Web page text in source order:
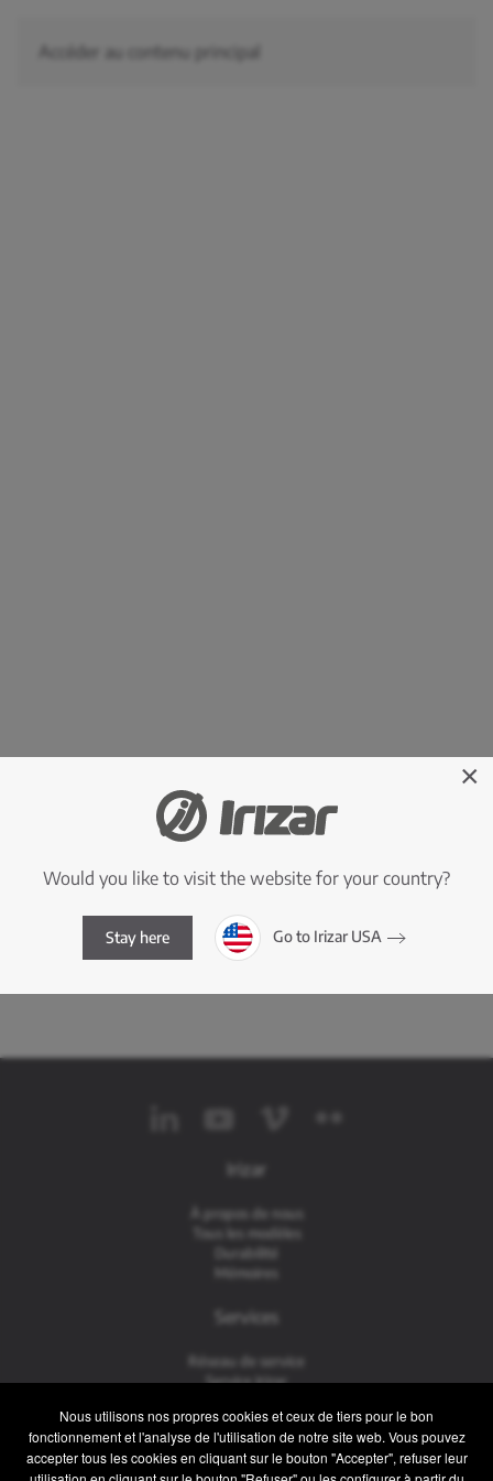
Nous utilisons nos propres cookies et ceux de tiers pour le bon
fonctionnement et l'analyse de l'utilisation de notre site web. Vous pouvez
accepter tous les cookies en cliquant sur le bouton "Accepter", refuser leur
Accéder au contenu principal
Irizar
À propos de nous
Tous les modèles
Durabilité
Mémoires
Services
Réseau de service
Service Irizar
Usés
Contact
×
Would you like to visit the website for your country?
Stay here Go to Irizar USA